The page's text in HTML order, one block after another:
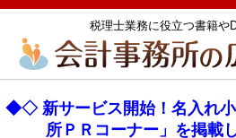
税理士業務に役立つ書籍や
◆◇ 新サービス開始！名入れ
所ＰＲコーナー」を掲